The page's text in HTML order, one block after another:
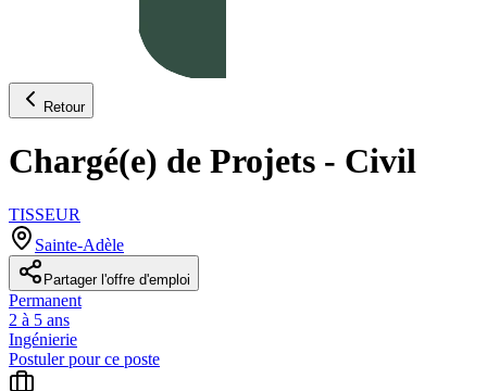
Retour
Chargé(e) de Projets - Civil
TISSEUR
Sainte-Adèle
Partager l'offre d'emploi
Permanent
2 à 5 ans
Ingénierie
Postuler pour ce poste